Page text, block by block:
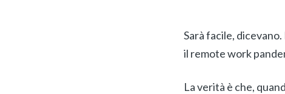
Sarà facile,
il remote work
La verità è che,